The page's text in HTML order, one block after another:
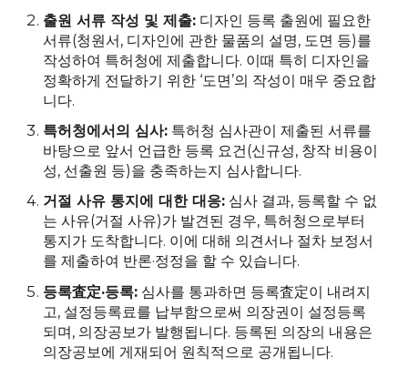
출원 서류 작성 및 제출: 디자인 등록 출원에 필요한
서류(청원서, 디자인에 관한 물품의 설명, 도면 등)를
작성하여 특허청에 제출합니다. 이때 특히 디자인을
정확하게 전달하기 위한 ‘도면’의 작성이 매우 중요합
니다.
특허청에서의 심사: 특허청 심사관이 제출된 서류를
바탕으로 앞서 언급한 등록 요건(신규성, 창작 비용이
성, 선출원 등)을 충족하는지 심사합니다.
거절 사유 통지에 대한 대응: 심사 결과, 등록할 수 없
는 사유(거절 사유)가 발견된 경우, 특허청으로부터
통지가 도착합니다. 이에 대해 의견서나 절차 보정서
를 제출하여 반론·정정을 할 수 있습니다.
등록査定·등록: 심사를 통과하면 등록査定이 내려지
고, 설정등록료를 납부함으로써 의장권이 설정등록
되며, 의장공보가 발행됩니다. 등록된 의장의 내용은
의장공보에 게재되어 원칙적으로 공개됩니다.